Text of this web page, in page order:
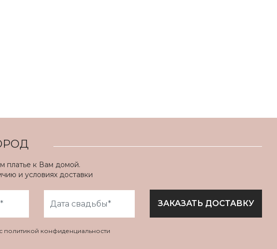
платье к Вам домой.
и условиях доставки
ЗАКАЗАТЬ ДОСТАВКУ
политикой конфиденциальности